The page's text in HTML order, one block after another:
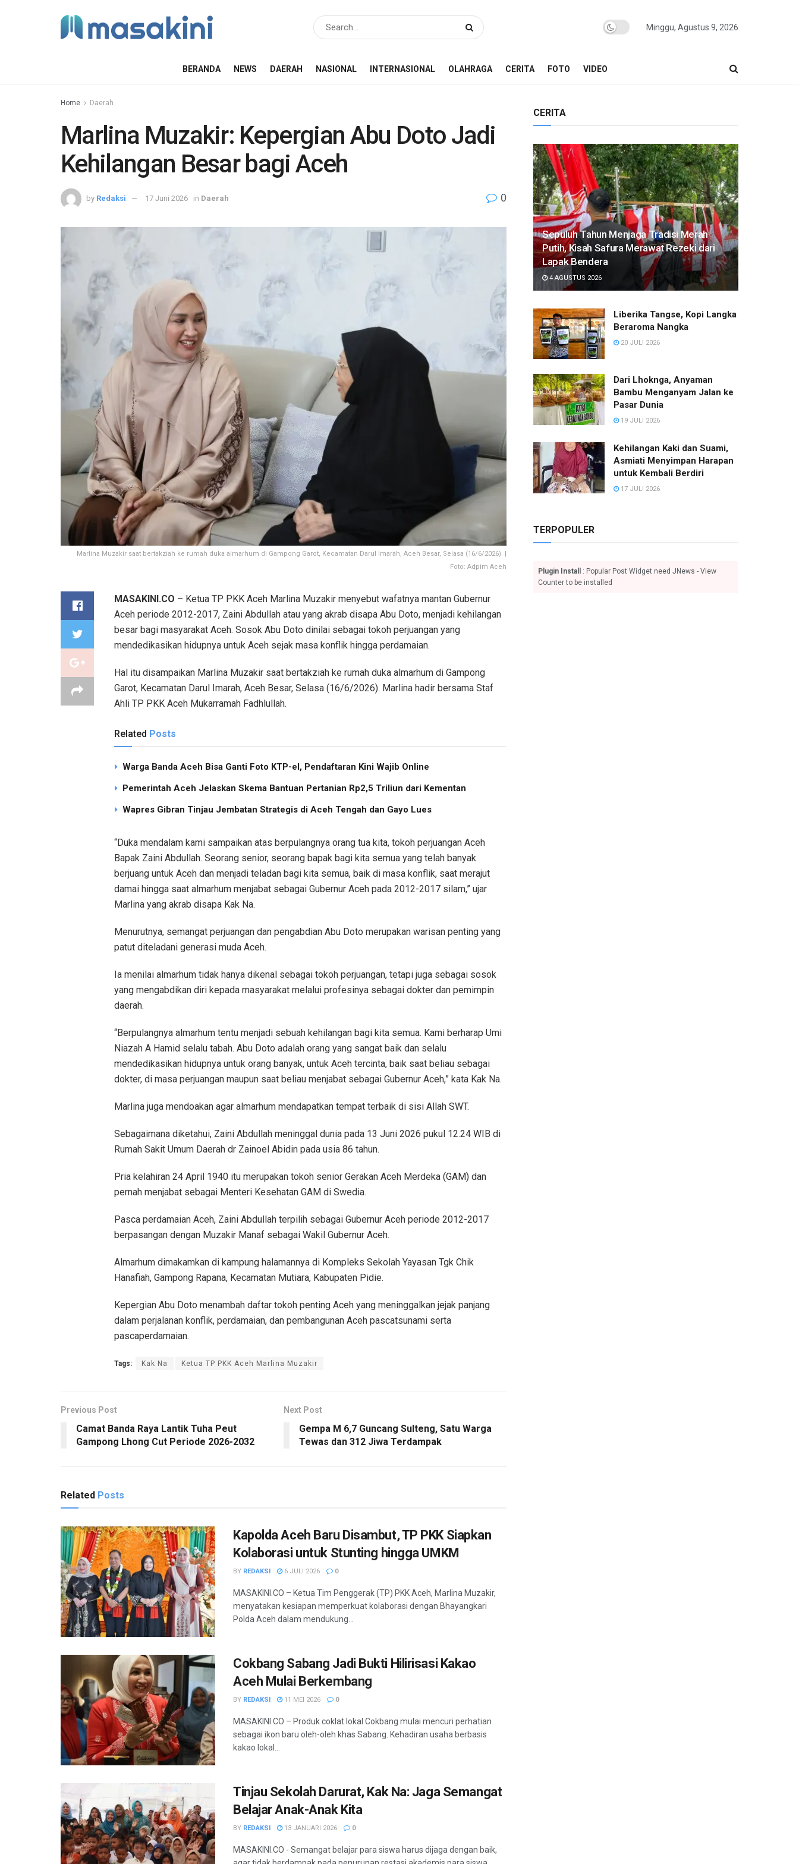
Minggu, Agustus 9, 2026
BERANDA NEWS DAERAH NASIONAL INTERNASIONAL OLAHRAGA CERITA FOTO VIDEO
Home Daerah
Marlina Muzakir: Kepergian Abu Doto Jadi
Kehilangan Besar bagi Aceh
by Redaksi 17 Juni 2026 in Daerah 0
Marlina Muzakir saat bertakziah ke rumah duka almarhum di Gampong Garot, Kecamatan Darul Imarah, Aceh Besar, Selasa (16/6/2026). |
Foto: Adpim Aceh
MASAKINI.CO – Ketua TP PKK Aceh Marlina Muzakir menyebut wafatnya mantan Gubernur
Aceh periode 2012-2017, Zaini Abdullah atau yang akrab disapa Abu Doto, menjadi kehilangan
besar bagi masyarakat Aceh. Sosok Abu Doto dinilai sebagai tokoh perjuangan yang
mendedikasikan hidupnya untuk Aceh sejak masa konflik hingga perdamaian.
Hal itu disampaikan Marlina Muzakir saat bertakziah ke rumah duka almarhum di Gampong
Garot, Kecamatan Darul Imarah, Aceh Besar, Selasa (16/6/2026). Marlina hadir bersama Staf
Ahli TP PKK Aceh Mukarramah Fadhlullah.
Related Posts
Warga Banda Aceh Bisa Ganti Foto KTP-el, Pendaftaran Kini Wajib Online
Pemerintah Aceh Jelaskan Skema Bantuan Pertanian Rp2,5 Triliun dari Kementan
Wapres Gibran Tinjau Jembatan Strategis di Aceh Tengah dan Gayo Lues
“Duka mendalam kami sampaikan atas berpulangnya orang tua kita, tokoh perjuangan Aceh
Bapak Zaini Abdullah. Seorang senior, seorang bapak bagi kita semua yang telah banyak
berjuang untuk Aceh dan menjadi teladan bagi kita semua, baik di masa konflik, saat merajut
damai hingga saat almarhum menjabat sebagai Gubernur Aceh pada 2012-2017 silam,” ujar
Marlina yang akrab disapa Kak Na.
Menurutnya, semangat perjuangan dan pengabdian Abu Doto merupakan warisan penting yang
patut diteladani generasi muda Aceh.
Ia menilai almarhum tidak hanya dikenal sebagai tokoh perjuangan, tetapi juga sebagai sosok
yang mengabdikan diri kepada masyarakat melalui profesinya sebagai dokter dan pemimpin
daerah.
“Berpulangnya almarhum tentu menjadi sebuah kehilangan bagi kita semua. Kami berharap Umi
Niazah A Hamid selalu tabah. Abu Doto adalah orang yang sangat baik dan selalu
mendedikasikan hidupnya untuk orang banyak, untuk Aceh tercinta, baik saat beliau sebagai
dokter, di masa perjuangan maupun saat beliau menjabat sebagai Gubernur Aceh,” kata Kak Na.
Marlina juga mendoakan agar almarhum mendapatkan tempat terbaik di sisi Allah SWT.
Sebagaimana diketahui, Zaini Abdullah meninggal dunia pada 13 Juni 2026 pukul 12.24 WIB di
Rumah Sakit Umum Daerah dr Zainoel Abidin pada usia 86 tahun.
Pria kelahiran 24 April 1940 itu merupakan tokoh senior Gerakan Aceh Merdeka (GAM) dan
pernah menjabat sebagai Menteri Kesehatan GAM di Swedia.
Pasca perdamaian Aceh, Zaini Abdullah terpilih sebagai Gubernur Aceh periode 2012-2017
berpasangan dengan Muzakir Manaf sebagai Wakil Gubernur Aceh.
Almarhum dimakamkan di kampung halamannya di Kompleks Sekolah Yayasan Tgk Chik
Hanafiah, Gampong Rapana, Kecamatan Mutiara, Kabupaten Pidie.
Kepergian Abu Doto menambah daftar tokoh penting Aceh yang meninggalkan jejak panjang
dalam perjalanan konflik, perdamaian, dan pembangunan Aceh pascatsunami serta
pascaperdamaian.
Tags: Kak Na Ketua TP PKK Aceh Marlina Muzakir
Previous Post
Camat Banda Raya Lantik Tuha Peut
Gampong Lhong Cut Periode 2026-2032
Next Post
Gempa M 6,7 Guncang Sulteng, Satu Warga
Tewas dan 312 Jiwa Terdampak
Related Posts
Kapolda Aceh Baru Disambut, TP PKK Siapkan
Kolaborasi untuk Stunting hingga UMKM
BY REDAKSI 6 JULI 2026 0
MASAKINI.CO – Ketua Tim Penggerak (TP) PKK Aceh, Marlina Muzakir,
menyatakan kesiapan memperkuat kolaborasi dengan Bhayangkari
Polda Aceh dalam mendukung...
Cokbang Sabang Jadi Bukti Hilirisasi Kakao
Aceh Mulai Berkembang
BY REDAKSI 11 MEI 2026 0
MASAKINI.CO – Produk coklat lokal Cokbang mulai mencuri perhatian
sebagai ikon baru oleh-oleh khas Sabang. Kehadiran usaha berbasis
kakao lokal...
Tinjau Sekolah Darurat, Kak Na: Jaga Semangat
Belajar Anak-Anak Kita
BY REDAKSI 13 JANUARI 2026 0
MASAKINI.CO - Semangat belajar para siswa harus dijaga dengan baik,
CERITA
Sepuluh Tahun Menjaga Tradisi Merah
Putih, Kisah Safura Merawat Rezeki dari
Lapak Bendera
4 AGUSTUS 2026
Liberika Tangse, Kopi Langka
Beraroma Nangka
20 JULI 2026
Dari Lhoknga, Anyaman
Bambu Menganyam Jalan ke
Pasar Dunia
19 JULI 2026
Kehilangan Kaki dan Suami,
Asmiati Menyimpan Harapan
untuk Kembali Berdiri
17 JULI 2026
TERPOPULER
Plugin Install
: Popular Post Widget need JNews - View
Counter to be installed